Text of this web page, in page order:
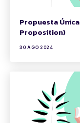
Propuesta
Proposition)
30 AGO 2024